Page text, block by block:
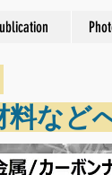
料など